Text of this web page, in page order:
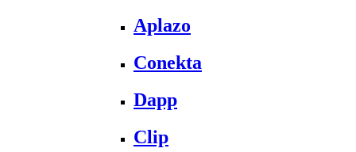
Aplazo
Conekta
Dapp
Clip